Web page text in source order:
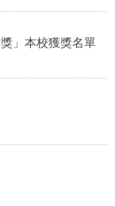
」本校獲獎名單